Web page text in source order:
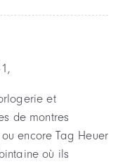
et
de montres
encore Tag Heuer
où ils